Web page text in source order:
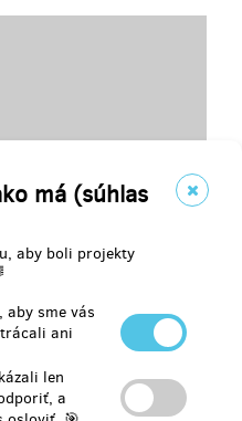
má (súhlas
aby boli projekty
sme vás
ani
len
a
kampaně poskytl nové